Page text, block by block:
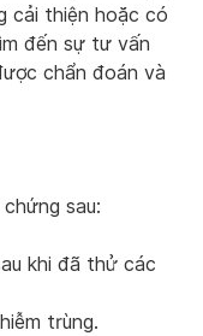
cải thiện hoặc có
đến sự tư vấn
chẩn đoán và
sau:
khi đã thử các
trùng.